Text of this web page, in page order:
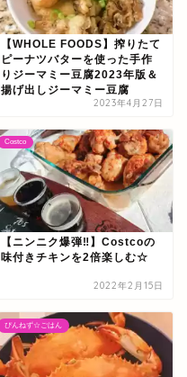
【WHOLE FOODS】搾りたて
ピーナツバターを使った手作
りジーマミー豆腐2023年版＆
揚げ出しジーマミー豆腐
2023年4月27日
Costco
【ニンニク爆弾‼】Costcoの
味付きチキンを2倍楽しむ☆
2022年2月15日
ぴんねず☆ごはん